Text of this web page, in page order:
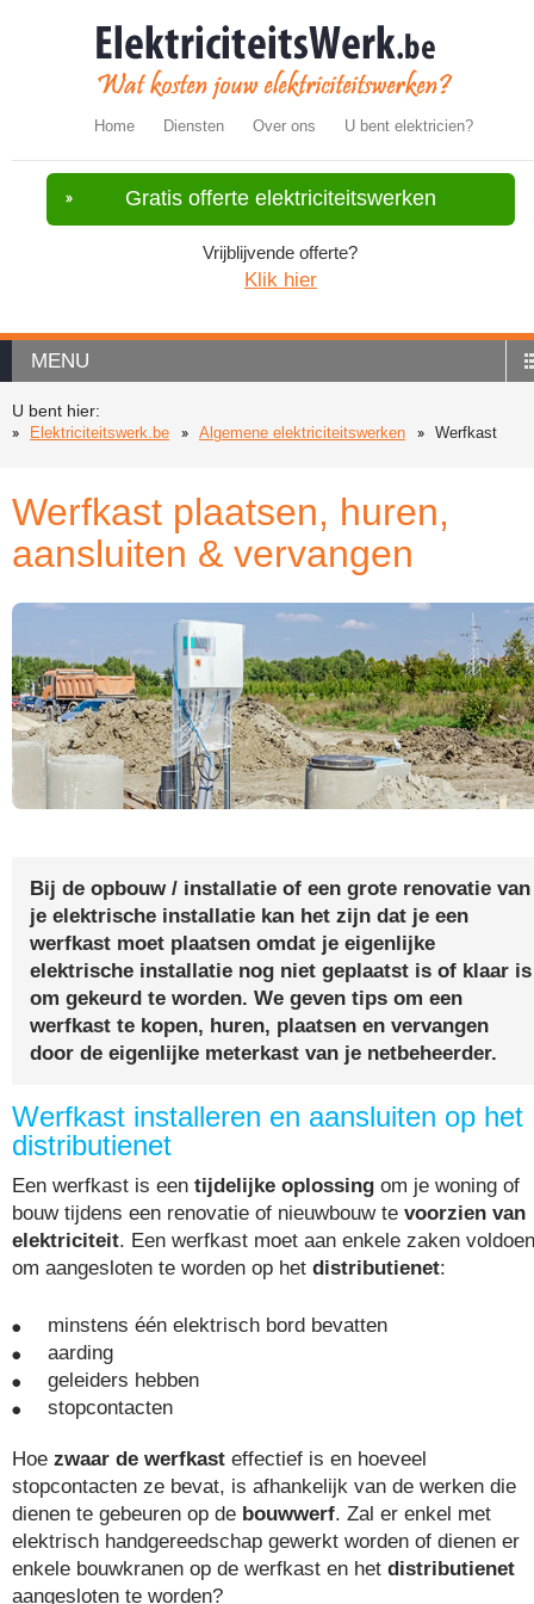
Home Diensten Over ons U bent elektricien?
Gratis offerte elektriciteitswerken
Vrijblijvende offerte?
Klik hier
MENU
U bent hier:
Elektriciteitswerk.be
Algemene elektriciteitswerken Werfkast
Werfkast plaatsen, huren,
aansluiten & vervangen
Bij de opbouw / installatie of een grote renovatie van
je elektrische installatie kan het zijn dat je een
werfkast moet plaatsen omdat je eigenlijke
elektrische installatie nog niet geplaatst is of klaar is
om gekeurd te worden. We geven tips om een
werfkast te kopen, huren, plaatsen en vervangen
door de eigenlijke meterkast van je netbeheerder.
Werfkast installeren en aansluiten op het
distributienet
Een werfkast is een tijdelijke oplossing om je woning of
bouw tijdens een renovatie of nieuwbouw te voorzien van
elektriciteit. Een werfkast moet aan enkele zaken voldoen
om aangesloten te worden op het distributienet:
minstens één elektrisch bord bevatten
aarding
geleiders hebben
stopcontacten
Hoe zwaar de werfkast effectief is en hoeveel
stopcontacten ze bevat, is afhankelijk van de werken die
dienen te gebeuren op de bouwwerf. Zal er enkel met
elektrisch handgereedschap gewerkt worden of dienen er
enkele bouwkranen op de werfkast en het distributienet
aangesloten te worden?